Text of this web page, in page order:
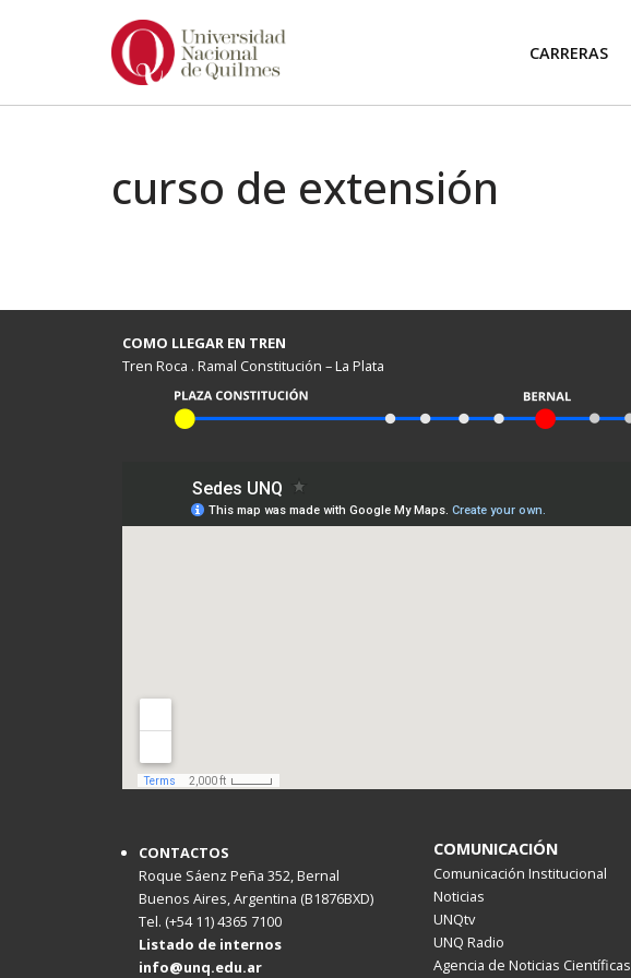
CARRERAS
curso de extensión
COMO LLEGAR EN TREN
Tren Roca . Ramal Constitución – La Plata
CONTACTOS
Roque Sáenz Peña 352, Bernal
Buenos Aires, Argentina (B1876BXD)
Tel. (+54 11) 4365 7100
Listado de internos
info@unq.edu.ar
COMUNICACIÓN
Comunicación Institucional
Noticias
UNQtv
UNQ Radio
Agencia de Noticias Científicas